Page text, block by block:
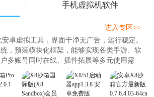
手机虚拟机软件
卓虚拟工具，界面干净无广告，运行稳定。
，预装模块化框架，能够实现各类手游、软
多账号同时在线、插件拓展等多元使用需
员版解锁版，破解版，官方正版，最新版，
择自己需要的版本进行体验和使用。..
进入专区>>